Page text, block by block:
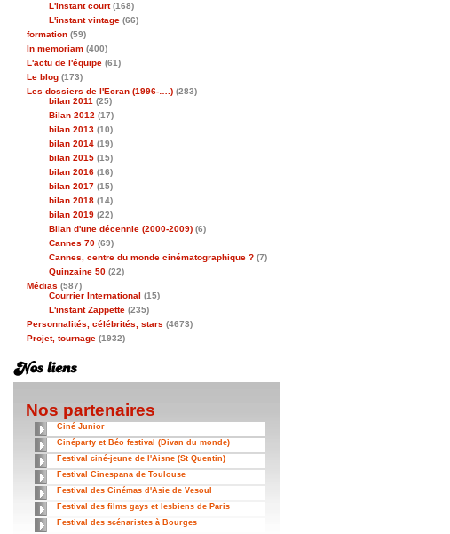
L'instant court(168)
L'instant vintage (66)
formation (59)
In memoriam (400)
L'actu de l'équipe (61)
Le blog (173)
Les dossiers de l'Ecran (1996-….) (283)
bilan 2011 (25)
Bilan 2012 (17)
bilan 2013 (10)
bilan 2014 (19)
bilan 2015 (15)
bilan 2016 (16)
bilan 2017 (15)
bilan 2018 (14)
bilan 2019 (22)
Bilan d'une décennie (2000-2009) (6)
Cannes 70 (69)
Cannes, centre du monde cinématographique ? (7)
Quinzaine 50 (22)
Médias (587)
Courrier International (15)
L'instant Zappette (235)
Personnalités, célébrités, stars (4673)
Projet, tournage (1932)
Nos partenaires
Ciné Junior
Cinéparty et Béo festival (Divan du monde)
Festival ciné-jeune de l'Aisne (St Quentin)
Festival Cinespana de Toulouse
Festival des Cinémas d'Asie de Vesoul
Festival des films gays et lesbiens de Paris
Festival des scénaristes à Bourges